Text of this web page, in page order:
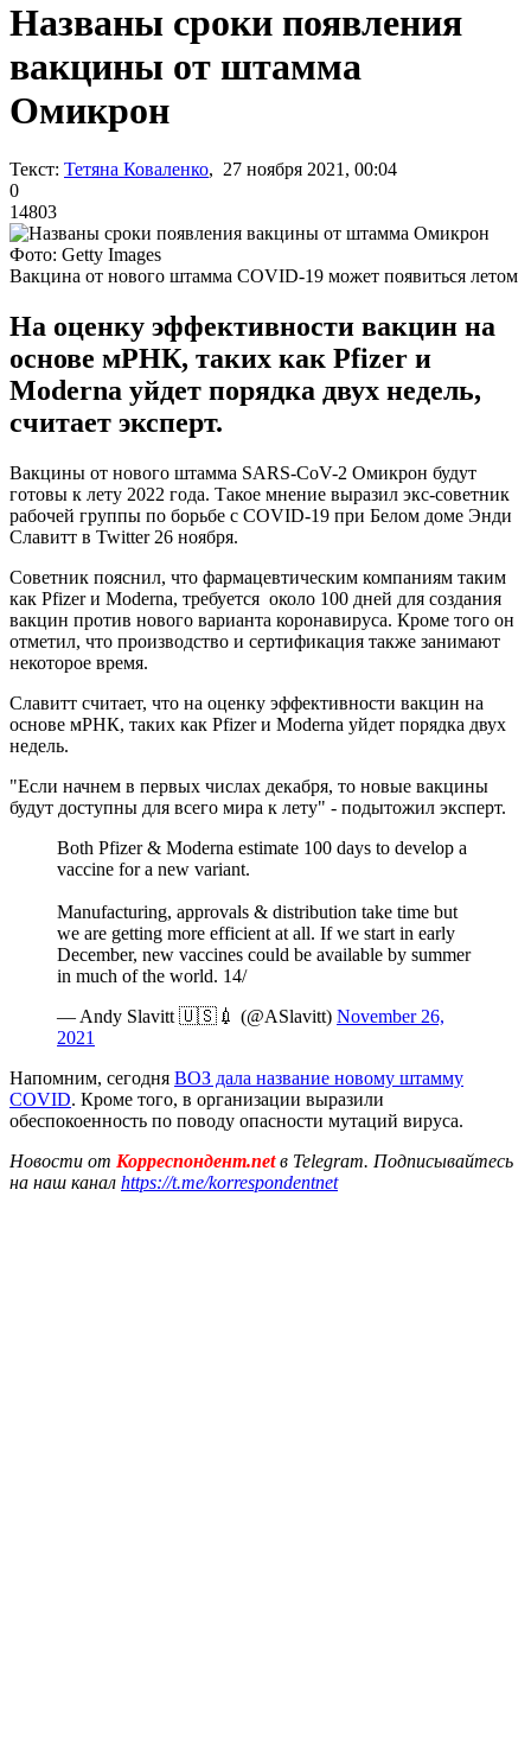
Названы сроки появления
вакцины от штамма
Омикрон
Текст: Тетяна Коваленко, 27 ноября 2021, 00:04
0
14803
Фото: Getty Images
Вакцина от нового штамма COVID-19 может появиться летом
На оценку эффективности вакцин на
основе мРНК, таких как Pfizer и
Moderna уйдет порядка двух недель,
считает эксперт.
Вакцины от нового штамма SARS-CoV-2 Омикрон будут
готовы к лету 2022 года. Такое мнение выразил экс-советник
рабочей группы по борьбе с COVID-19 при Белом доме Энди
Славитт в Twitter 26 ноября.
Советник пояснил, что фармацевтическим компаниям таким
как Pfizer и Moderna, требуется около 100 дней для создания
вакцин против нового варианта коронавируса. Кроме того он
отметил, что производство и сертификация также занимают
некоторое время.
Славитт считает, что на оценку эффективности вакцин на
основе мРНК, таких как Pfizer и Moderna уйдет порядка двух
недель.
"Если начнем в первых числах декабря, то новые вакцины
будут доступны для всего мира к лету" - подытожил эксперт.
Both Pfizer & Moderna estimate 100 days to develop a
vaccine for a new variant.
Manufacturing, approvals & distribution take time but
we are getting more efficient at all. If we start in early
December, new vaccines could be available by summer
in much of the world. 14/
— Andy Slavitt 🇺🇸💉 (@ASlavitt) November 26,
2021
Напомним, сегодня ВОЗ дала название новому штамму
COVID. Кроме того, в организации выразили
обеспокоенность по поводу опасности мутаций вируса.
Новости от Корреспондент.netв Telegram. Подписывайтесь
на наш канал https://t.me/korrespondentnet